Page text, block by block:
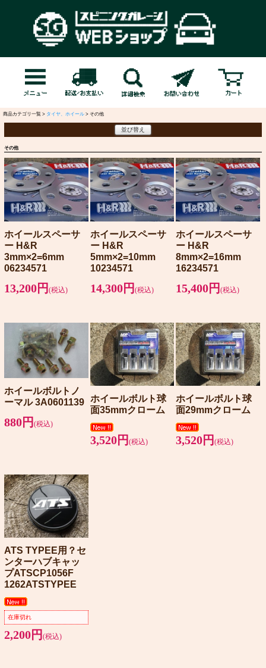
商品カテゴリ一覧 > タイヤ、ホイール > その他
並び替え
その他
ホイールスペーサ
ー H&R
3mm×2=6mm
06234571
13,200円 (税込)
ホイールスペーサ
ー H&R
5mm×2=10mm
10234571
14,300円 (税込)
ホイールスペーサ
ー H&R
8mm×2=16mm
16234571
15,400円(税込)
ホイールボルトノ
ーマル 3A0601139
880円 (税込)
ホイールボルト球
面35mmクローム
3,520円 (税込)
ホイールボルト球
面29mmクローム
3,520円(税込)
ATS TYPEE用？セ
ンターハブキャッ
プATSCP1056F
1262ATSTYPEE
在庫切れ
2,200円 (税込)